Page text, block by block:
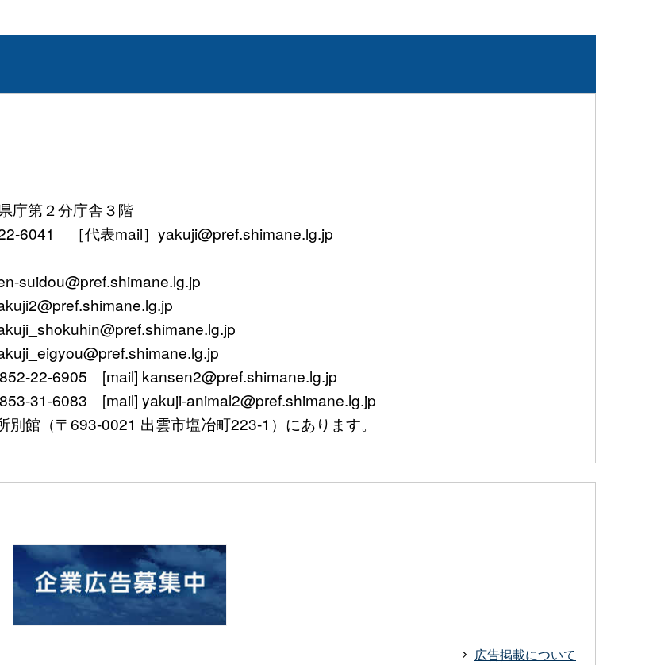
庁第２分庁舎３階
6041 ［代表mail］yakuji@pref.shimane.lg.jp
22-6905 [mail] kansen2@pref.shimane.lg.jp
31-6083 [mail] yakuji-animal2@pref.shimane.lg.jp
0021 出雲市塩冶町223-1）にあります。
広告掲載について